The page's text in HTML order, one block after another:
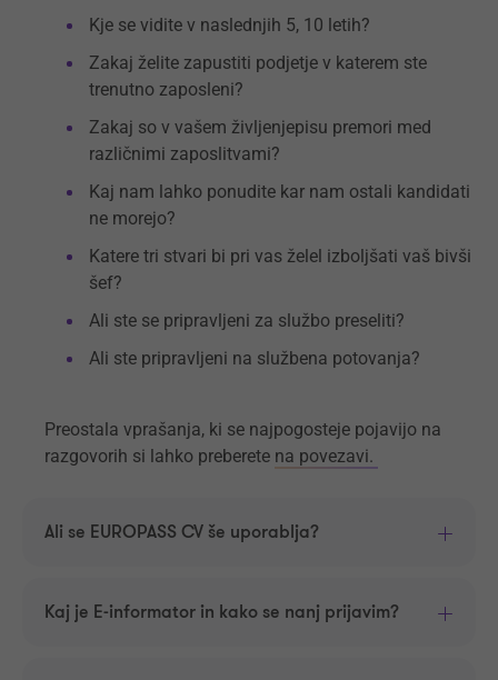
Kje se vidite v naslednjih 5, 10 letih?
Zakaj želite zapustiti podjetje v katerem ste
trenutno zaposleni?
Zakaj so v vašem življenjepisu premori med
različnimi zaposlitvami?
Kaj nam lahko ponudite kar nam ostali kandidati
ne morejo?
Katere tri stvari bi pri vas želel izboljšati vaš bivši
šef?
Ali ste se pripravljeni za službo preseliti?
Ali ste pripravljeni na službena potovanja?
Preostala vprašanja, ki se najpogosteje pojavijo na
razgovorih si lahko preberete na povezavi.
Ali se EUROPASS CV še uporablja?
Kaj je E-informator in kako se nanj prijavim?